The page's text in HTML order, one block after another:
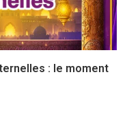
: le moment